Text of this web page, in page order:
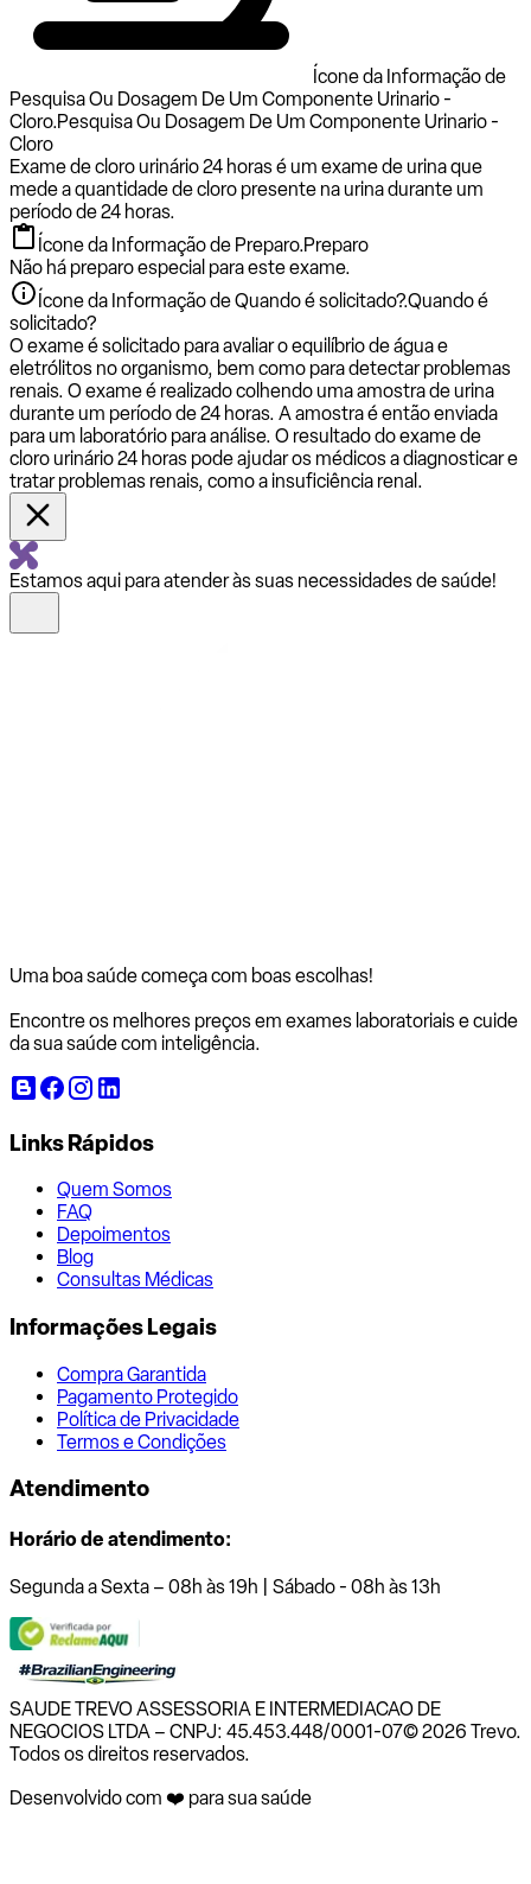
Ícone da Informação de
Pesquisa Ou Dosagem De Um Componente Urinario -
Cloro.Pesquisa Ou Dosagem De Um Componente Urinario -
Cloro
Exame de cloro urinário 24 horas é um exame de urina que
mede a quantidade de cloro presente na urina durante um
período de 24 horas.
Ícone da Informação de Preparo.Preparo
Não há preparo especial para este exame.
Ícone da Informação de Quando é solicitado?.Quando é
solicitado?
O exame é solicitado para avaliar o equilíbrio de água e
eletrólitos no organismo, bem como para detectar problemas
renais. O exame é realizado colhendo uma amostra de urina
durante um período de 24 horas. A amostra é então enviada
para um laboratório para análise. O resultado do exame de
cloro urinário 24 horas pode ajudar os médicos a diagnosticar e
tratar problemas renais, como a insuficiência renal.
Estamos aqui para atender às suas necessidades de saúde!
Uma boa saúde começa com boas escolhas!
Encontre os melhores preços em exames laboratoriais e cuide
da sua saúde com inteligência.
Links Rápidos
Quem Somos
FAQ
Depoimentos
Blog
Consultas Médicas
Informações Legais
Compra Garantida
Pagamento Protegido
Política de Privacidade
Termos e Condições
Atendimento
Horário de atendimento:
Segunda a Sexta – 08h às 19h | Sábado - 08h às 13h
SAUDE TREVO ASSESSORIA E INTERMEDIACAO DE
NEGOCIOS LTDA – CNPJ: 45.453.448/0001-07© 2026 Trevo.
Todos os direitos reservados.
Desenvolvido com ❤️ para sua saúde